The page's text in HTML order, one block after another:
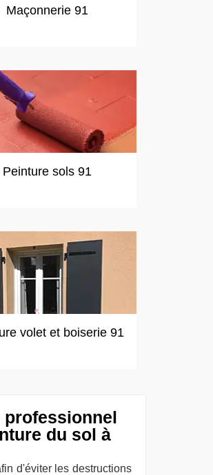
Maçonnerie 91
Peinture sols 91
volet et boiserie 91
professionnel
du sol à
d'éviter les destructions